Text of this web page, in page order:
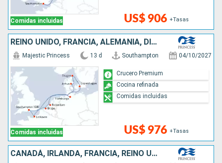
Comidas incluidas US$ 906 +Tasas
REINO UNIDO, FRANCIA, ALEMANIA, DINAMARCA, PAISES BAJOS, BÉLGICA
Comidas incluidas
Majestic Princess 13 d Southampton 04/10/2027
US$ 976 +Tasas
Crucero Premium
Cocina refinada
Comidas incluidas
CANADÁ, IRLANDA, FRANCIA, REINO UNIDO